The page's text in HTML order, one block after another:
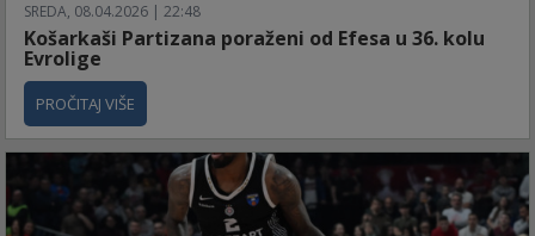
SREDA, 08.04.2026 | 22:48
Košarkaši Partizana poraženi od Efesa u 36. kolu
Evrolige
PROČITAJ VIŠE